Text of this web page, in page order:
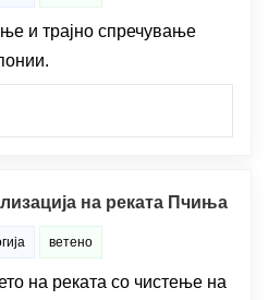
и трајно спречување
на реката Пчиња
ветено
на реката со чистење на